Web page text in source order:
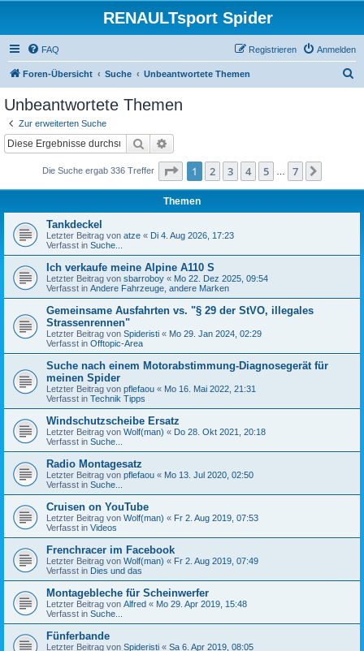
RENAULTsport Spider
FAQ Anmelden
Registrieren
Foren-Übersicht Suche Unbeantwortete Themen
Unbeantwortete Themen
Zur erweiterten Suche
Suche
Die Suche ergab 336 Treffer Seite 1von
1 2 3 4 5 7
Themen
Tankdeckel
Letzter Beitrag von atze « Di 4. Aug 2026, 17:23
Verfasst in Suche...
Ich verkaufe meine Alpine A110 S
Letzter Beitrag von sbarroboy « Mo 22. Dez 2025, 09:54
Verfasst in Andere Fahrzeuge, andere Marken
Gemeinsame Ausfahrten vs. "§ 29 der StVO, illegales
Strassenrennen"
Letzter Beitrag von Spideristi « Mo 29. Jan 2024, 02:29
Verfasst in Offtopic-Area
Suche nach einem Motorabstimmung-Diagnosegerät für
meinen Spider
Letzter Beitrag von pflefaou « Mo 16. Mai 2022, 21:31
Verfasst in Technik Tipps
Windschutzscheibe Ersatz
Letzter Beitrag von Wolf(man) « Do 28. Okt 2021, 20:18
Verfasst in Suche...
Radio Montagesatz
Letzter Beitrag von pflefaou « Mo 13. Jul 2020, 02:50
Verfasst in Suche...
Cruisen on YouTube
Letzter Beitrag von Wolf(man) « Fr 2. Aug 2019, 07:53
Verfasst in Videos
Frenchracer im Facebook
Letzter Beitrag von Wolf(man) « Fr 2. Aug 2019, 07:49
Verfasst in Dies und das
Montagebleche für Scheinwerfer
Letzter Beitrag von Alfred « Mo 29. Apr 2019, 15:48
Verfasst in Suche...
Fünferbande
Letzter Beitrag von Spideristi « Sa 6. Apr 2019, 08:05